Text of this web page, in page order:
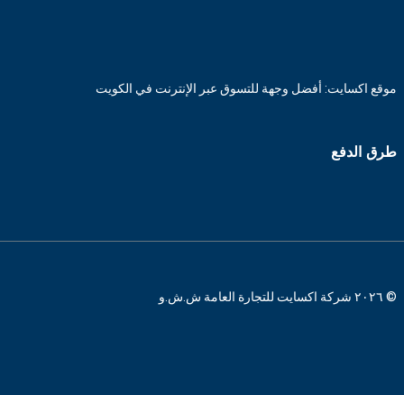
موقع اكسايت: أفضل وجهة للتسوق عبر الإنترنت في الكويت
طرق الدفع
© ٢٠٢٦ شركة اكسايت للتجارة العامة ش.ش.و